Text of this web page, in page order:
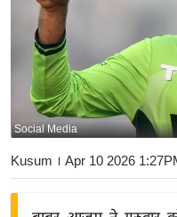
र्रा
ष्ट्री
य
बि
ज़
Social Media
Kusum । Apr 10 2026